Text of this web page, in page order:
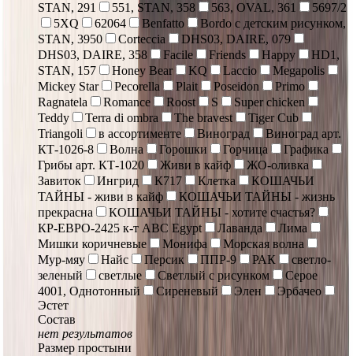
STAN, 291
551, STAN, 358 563, OVAL, 361
5697/2
5XQ
62064 Benfatto
Bordo с детским рисунком,
STAN, 3950
Corteccia
DHS03, DAIRE, 079
DHS03, DAIRE, 358
Facile Friends Happy
HD1,
STAN, 157
Honey Bear KQ Laccio
Megapolis
Mickey Star
Pecorella Plait Poseidon
Primo
Ragnatela
Romance Roost S
Super chicken
Teddy
Terra di ombra The bravest
Tiger Cub
Triangoli
в ассортименте Виноград
Виноград арт.
КТ-1026-8
Волна Горошки Горчица
Графика
Грибы арт. КТ-1020
Живи в кайф
ЖО-оливка
Завиток
Ингрид К717 Клетка
КОШАЧЬИ
ТАЙНЫ - живи в кайф
КОШАЧЬИ ТАЙНЫ - жизнь
прекрасна
КОШАЧЬИ ТАЙНЫ - хотите счастья?
КР-ЕВРО-2425 к-т ABC Egypt
Лаванда
Лима
Мишки коричневые
Монифа
Морская волна
Мур-мяу
Найс Персик ППР-9 РАК
светло-
зеленый
светлые Светлый с рисунком
Серое
4001, Однотонный
Сиреневый Элен
Эрбачео
Эстет
Состав
нет результатов
Размер простыни